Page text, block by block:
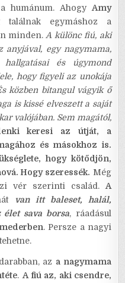
humánum. AhogyAmy
egymáshoz a
minden.A különc fiú, aki
anyjával, egy nagymama,
és úgymond
hogy figyeli az unokája
közben bitangul vágyik ő
is kissé elveszett a saját
valójában. Sem magától,
keresi az útját, a
és másokhoz is.
hogy kötődjön,
Hogy szeressék. Még
vér szerinti család.A
van itt baleset, halál,
élet sava borsa, ráadásul
. Persze a nagyi
az a nagymama
.A fiú az, aki csendre,